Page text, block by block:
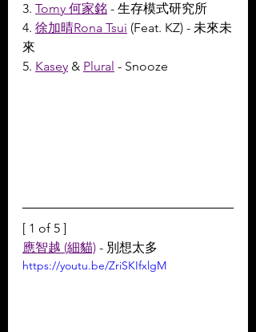
3. Tomy 何家銘 - 生存模式研究所
4. 徐加晴Rona Tsui (Feat. KZ) - 未來未
來
5. Kasey & Plural - Snooze
[ 1 of 5 ]
應智越 (細貓) - 別想太多
https://youtu.be/ZriSKIfxlgM